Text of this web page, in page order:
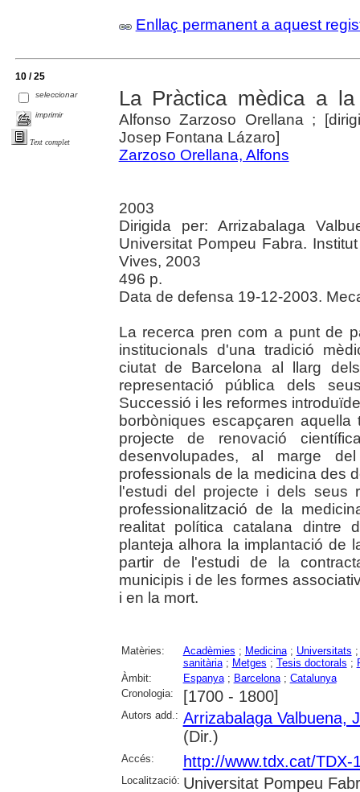
Enllaç permanent a aquest
10 / 25
seleccionar
imprimir
Text complet
La Pràctica mèdica a
Alfonso Zarzoso Orellana ;
Josep Fontana Lázaro]
Zarzoso Orellana, Alfons
2003
Dirigida per: Arrizabalaga
Universitat Pompeu Fabra.
Vives, 2003
496 p.
Data de defensa 19-12-2003.
La recerca pren com a punt de
institucionals d'una tradició
ciutat de Barcelona al llarg
representació pública dels
Successió i les reformes
borbòniques escapçaren
projecte de renovació
desenvolupades, al marge
professionals de la medicina des
l'estudi del projecte i dels seus
professionalització de la
realitat política catalana dintre
planteja alhora la implantació de
partir de l'estudi de la
municipis i de les formes
i en la mort.
Matèries: Acadèmies ; Medicina; Universitats
sanitària; Metges ; Tesis doctorals ;
Àmbit:
Espanya; Barcelona; Catalunya
Cronologia:
[1700 - 1800]
Autors add.: Arrizabalaga Valbuena,
(Dir.)
Accés: http://www.tdx.cat/TDX-
Localització: Universitat Pompeu